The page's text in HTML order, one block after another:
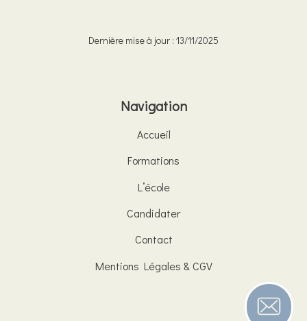
Dernière mise à jour : 13/11/2025
Navigation
Accueil
Formations
L’école
Candidater
Contact
Mentions Légales & CGV